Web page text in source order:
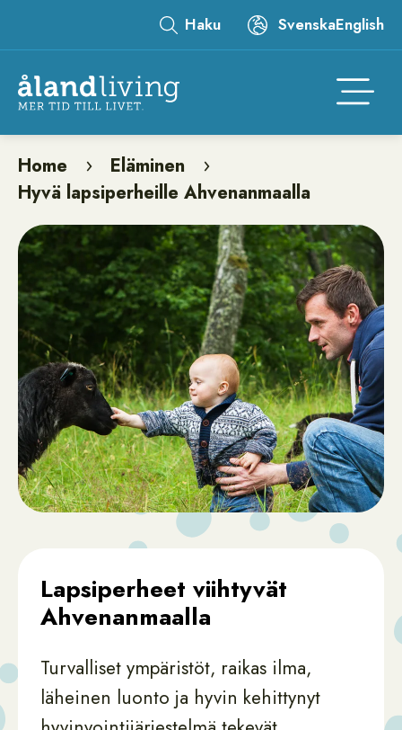
to
main
content
Leaderboard
Haku SvenskaEnglish
Breadcrumb
Home
Eläminen
Hyvä lapsiperheille Ahvenanmaalla
Lapsiperheet viihtyvät
Ahvenanmaalla
Turvalliset ympäristöt, raikas ilma,
läheinen luonto ja hyvin kehittynyt